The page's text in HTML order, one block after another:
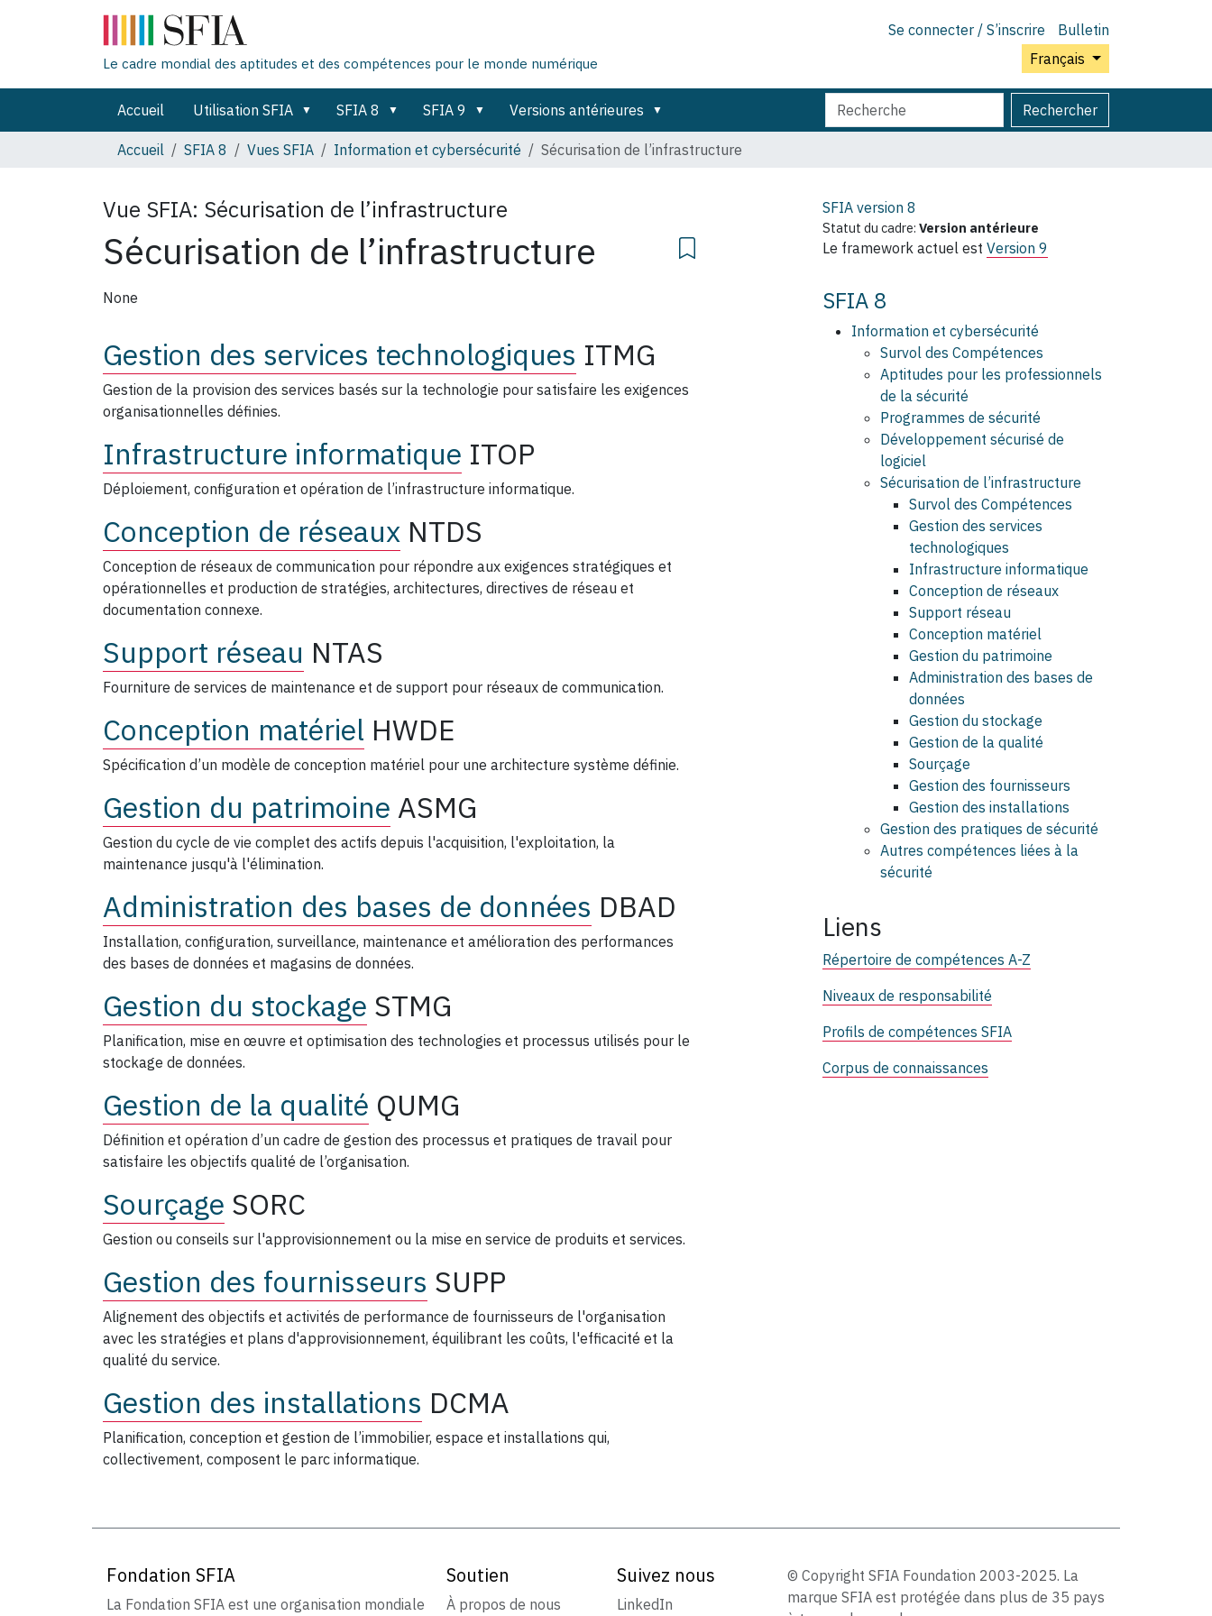
Se connecter / S’inscrire
Bulletin
Français
Le cadre mondial des aptitudes et des compétences pour le monde numérique
Accueil Utilisation SFIA SFIA 8 SFIA 9 Versions antérieures
Chercher
par
Rechercher
Recherche
avancée…
Accueil
SFIA 8 Vues SFIA Information et cybersécurité Sécurisation de l’infrastructure
Vue SFIA: Sécurisation de l’infrastructure
Sécurisation de l’infrastructure
None
Gestion des services technologiques ITMG
Gestion de la provision des services basés sur la technologie pour satisfaire les exigences
organisationnelles définies.
Infrastructure informatique ITOP
Déploiement, configuration et opération de l’infrastructure informatique.
Conception de réseaux NTDS
Conception de réseaux de communication pour répondre aux exigences stratégiques et
opérationnelles et production de stratégies, architectures, directives de réseau et
documentation connexe.
Support réseau NTAS
Fourniture de services de maintenance et de support pour réseaux de communication.
Conception matériel HWDE
Spécification d’un modèle de conception matériel pour une architecture système définie.
Gestion du patrimoine ASMG
Gestion du cycle de vie complet des actifs depuis l'acquisition, l'exploitation, la
maintenance jusqu'à l'élimination.
Administration des bases de données DBAD
Installation, configuration, surveillance, maintenance et amélioration des performances
des bases de données et magasins de données.
Gestion du stockage STMG
Planification, mise en œuvre et optimisation des technologies et processus utilisés pour le
stockage de données.
Gestion de la qualité QUMG
Définition et opération d’un cadre de gestion des processus et pratiques de travail pour
satisfaire les objectifs qualité de l’organisation.
Sourçage SORC
Gestion ou conseils sur l'approvisionnement ou la mise en service de produits et services.
Gestion des fournisseurs SUPP
Alignement des objectifs et activités de performance de fournisseurs de l'organisation
avec les stratégies et plans d'approvisionnement, équilibrant les coûts, l'efficacité et la
qualité du service.
Gestion des installations DCMA
Planification, conception et gestion de l’immobilier, espace et installations qui,
collectivement, composent le parc informatique.
SFIA version 8
Statut du cadre: Version antérieure
Le framework actuel est Version 9
SFIA 8
Information et cybersécurité
Survol des Compétences
Aptitudes pour les professionnels
de la sécurité
Programmes de sécurité
Développement sécurisé de
logiciel
Sécurisation de l’infrastructure
Survol des Compétences
Gestion des services
technologiques
Infrastructure informatique
Conception de réseaux
Support réseau
Conception matériel
Gestion du patrimoine
Administration des bases de
données
Gestion du stockage
Gestion de la qualité
Sourçage
Gestion des fournisseurs
Gestion des installations
Gestion des pratiques de sécurité
Autres compétences liées à la
sécurité
Liens
Répertoire de compétences A-Z
Niveaux de responsabilité
Profils de compétences SFIA
Corpus de connaissances
Fondation SFIA
La Fondation SFIA est une organisation mondiale
Soutien
À propos de nous
Suivez nous
LinkedIn
© Copyright SFIA Foundation 2003-2025. La
marque SFIA est protégée dans plus de 35 pays